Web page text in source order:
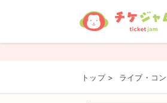
トップ > ライブ・コ